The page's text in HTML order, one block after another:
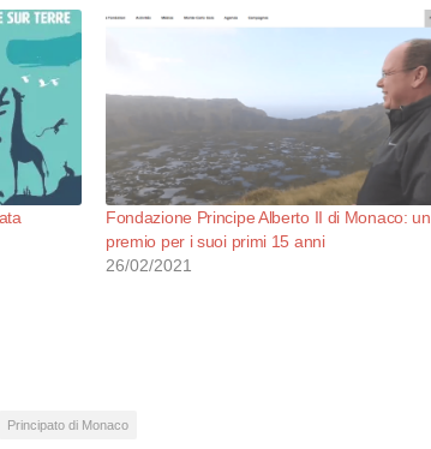
Fondazione Principe Alberto II di Monaco: un
premio per i suoi primi 15 anni
26/02/2021
Principato di Monaco